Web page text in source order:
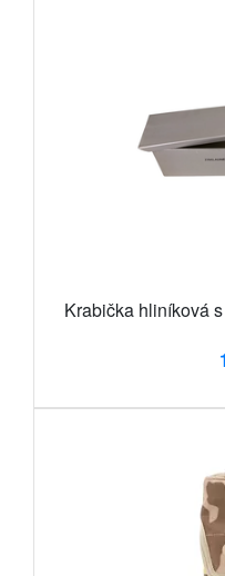
Krabička hliníková